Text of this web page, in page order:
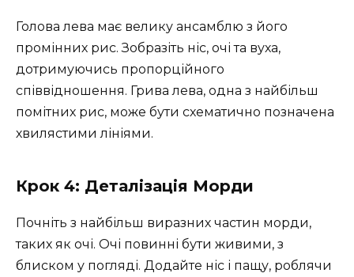
Голова лева має велику ансамблю з його
промінних рис. Зобразіть ніс, очі та вуха,
дотримуючись пропорційного
співвідношення. Грива лева, одна з найбільш
помітних рис, може бути схематично позначена
хвилястими лініями.
Крок 4: Деталізація Морди
Почніть з найбільш виразних частин морди,
таких як очі. Очі повинні бути живими, з
блиском у погляді. Додайте ніс і пащу, роблячи